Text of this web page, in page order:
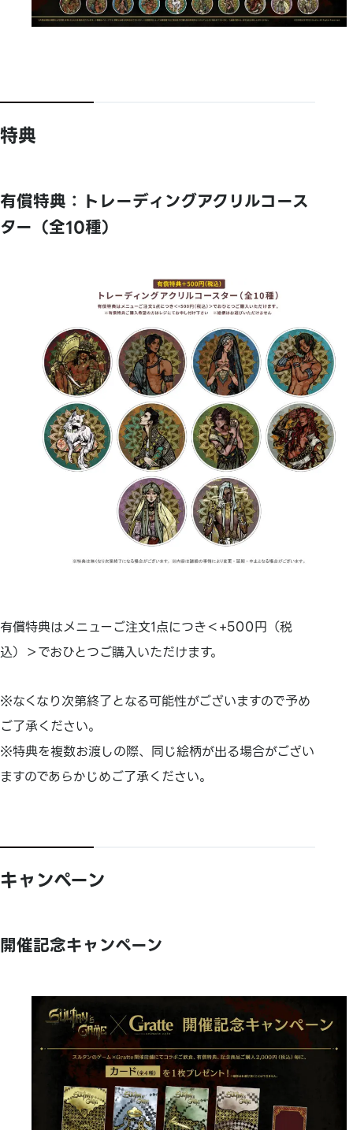
特典
有償特典：トレーディングアクリルコース
ター（全10種）
有償特典はメニューご注文1点につき＜+500円（税
込）＞でおひとつご購入いただけます。
※なくなり次第終了となる可能性がございますので予め
ご了承ください。
※特典を複数お渡しの際、同じ絵柄が出る場合がござい
ますのであらかじめご了承ください。
キャンペーン
開催記念キャンペーン